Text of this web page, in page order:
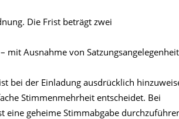
Die Frist beträgt zwei
Ausnahme von
bei der Einladung ausdrücklich
Stimmenmehrheit entscheidet. Bei
eine geheime Stimmabgabe